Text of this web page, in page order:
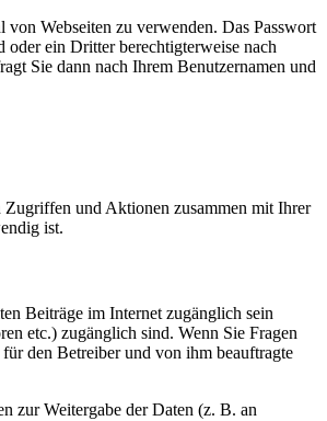
Webseiten zu verwenden. Das Passwort
ein Dritter berechtigterweise nach
Sie dann nach Ihrem Benutzernamen und
Zugriffen und Aktionen zusammen mit Ihrer
ist.
Beiträge im Internet zugänglich sein
etc.) zugänglich sind. Wenn Sie Fragen
den Betreiber und von ihm beauftragte
zur Weitergabe der Daten (z. B. an